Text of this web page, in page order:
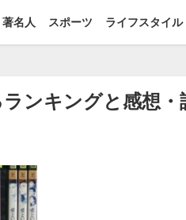
名人 スポーツ ライフスタイル
ンキングと感想・